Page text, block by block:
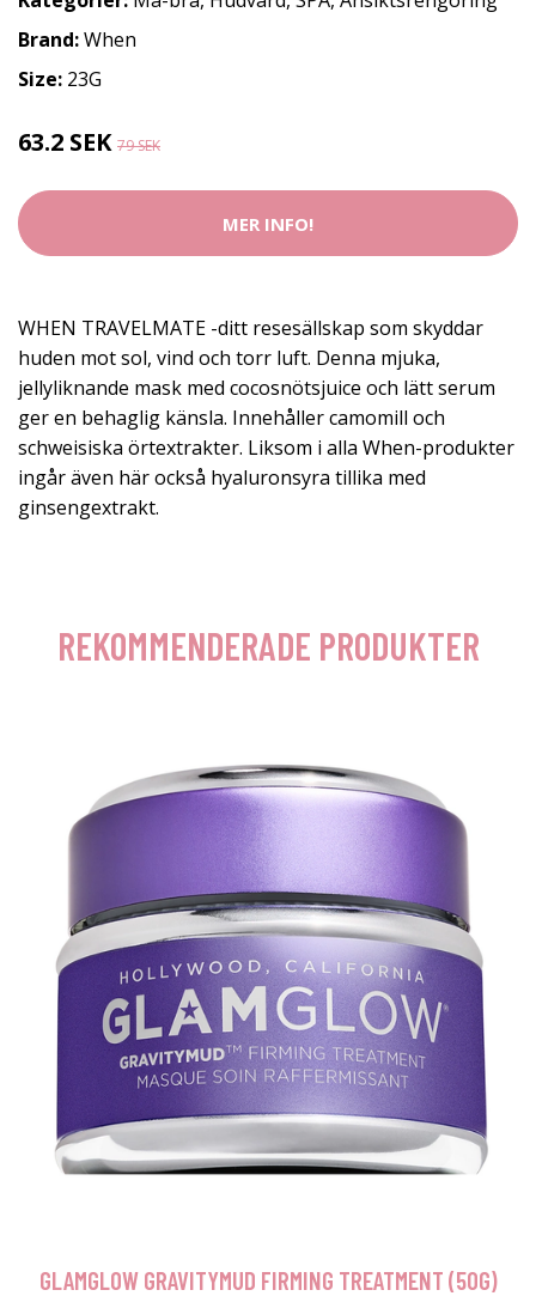
Brand:When
Size: 23G
63.2 SEK 79 SEK
MER INFO!
WHEN TRAVELMATE -ditt resesällskap som skyddar
huden mot sol, vind och torr luft. Denna mjuka,
jellyliknande mask med cocosnötsjuice och lätt serum
ger en behaglig känsla. Innehåller camomill och
schweisiska örtextrakter. Liksom i alla When-produkter
ingår även här också hyaluronsyra tillika med
ginsengextrakt.
REKOMMENDERADE PRODUKTER
GLAMGLOW GRAVITYMUD FIRMING TREATMENT (50G)